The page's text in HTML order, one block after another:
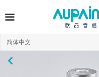
끀
简体中文
낒